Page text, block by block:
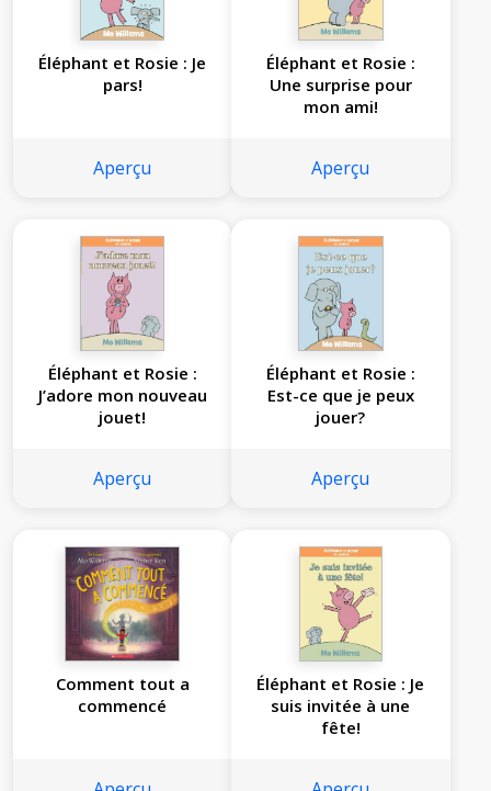
Éléphant et Rosie : Je
pars!
Aperçu
Éléphant et Rosie :
Une surprise pour
mon ami!
Aperçu
Éléphant et Rosie :
J’adore mon nouveau
jouet!
Aperçu
Éléphant et Rosie :
Est-ce que je peux
jouer?
Aperçu
Comment tout a
commencé
Éléphant et Rosie : Je
suis invitée à une
fête!